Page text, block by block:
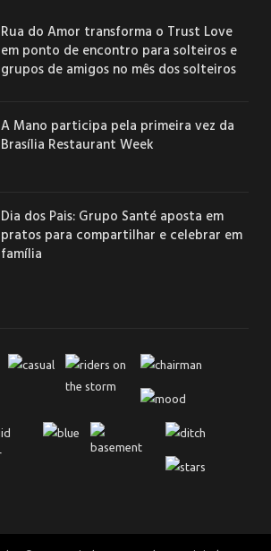
Rua do Amor transforma o Trust Love
em ponto de encontro para solteiros e
grupos de amigos no mês dos solteiros
A Mano participa pela primeira vez da
Brasília Restaurant Week
Dia dos Pais: Grupo Santé aposta em
pratos para compartilhar e celebrar em
família